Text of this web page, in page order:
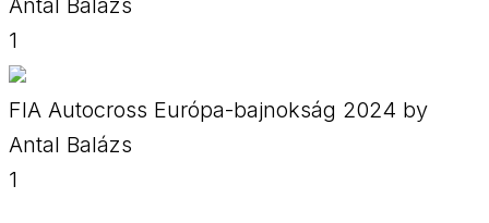
Antal Balázs
1
FIA Autocross Európa-bajnokság 2024 by
Antal Balázs
1